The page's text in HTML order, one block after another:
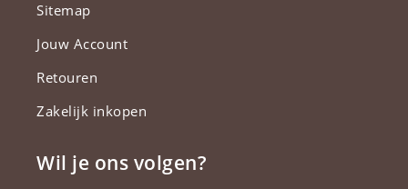
Sitemap
Jouw Account
Retouren
Zakelijk inkopen
Wil je ons volgen?